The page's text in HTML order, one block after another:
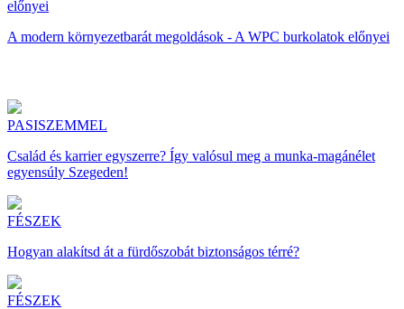
A modern környezetbarát megoldások - A WPC burkolatok előnyei
PASISZEMMEL
Család és karrier egyszerre? Így valósul meg a munka-magánélet
egyensúly Szegeden!
FÉSZEK
Hogyan alakítsd át a fürdőszobát biztonságos térré?
FÉSZEK